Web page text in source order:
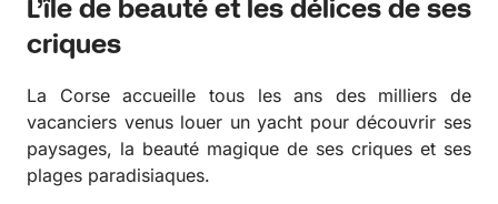
L’île de beauté et les délices de ses
criques
La Corse accueille tous les ans des milliers de
vacanciers venus louer un yacht pour découvrir ses
paysages, la beauté magique de ses criques et ses
plages paradisiaques.